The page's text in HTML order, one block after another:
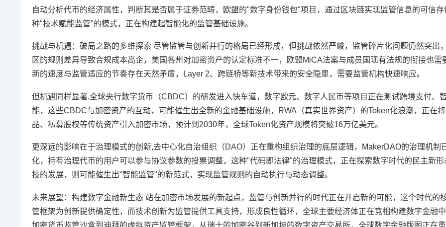
自动分析代币的经济属性，判断其是否属于证券范畴，欧盟的"数字身份钱包"项目，通过区块链实现监管信息的可信
种"技术赋能监管"的模式，正在构建起智能化的监管基础设施。
挑战与机遇：破局之路的多维探索 尽管监管与创新并行的格局已经形成，但挑战依然严峻，监管碎片化问题仍然突出
区的规则差异导致合规成本高企，美国各州对加密资产的认定标准不一，欧盟MiCA法案与成员国现有法规的衔接也需
新的速度与监管适应的节奏存在天然矛盾，Layer 2、跨链桥等新技术带来的安全隐患，需要监管机构快速响应。
但机遇同样显著,全球央行数字货币（CBDC）的研发进入快车道，数字欧元、数字人民币等项目正在测试跨境支付、
能，这些CBDC与加密资产的互动，可能催生出全新的金融基础设施，RWA（真实世界资产）的Token化浪潮，正在
品、私募股权等传统资产引入加密市场，预计到2030年，全球Token化资产规模将突破16万亿美元。
更深远的影响在于治理模式的创新,去中心化自治组织（DAO）正在重构组织治理的底层逻辑，MakerDAO的治理机制
化，持有治理代币的用户可以参与协议参数的投票调整，这种"代码即法律"的治理模式，正在探索数字时代的民主新
技的发展，则可能催生出"智能监管"的新范式，实现监管规则的自动执行与动态调整。
未来展望：构建数字金融新生态 站在加密市场发展的新起点，监管与创新并行的时代正在开启新的可能，这个时代的
管框架为创新提供确定性，而技术创新为监管提供工具支持，形成良性循环，全球主要经济体正在竞相构建数字金融
加密货币监管沙盒到迪拜的虚拟资产监管框架，从瑞士的加密谷到新加坡的数字资产交易所，全球数字金融版图正在重